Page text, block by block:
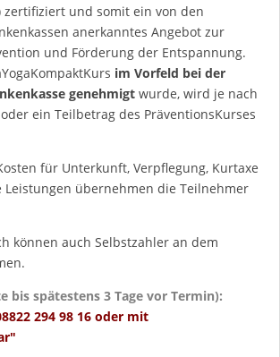
zertifiziert und somit ein von den
anerkanntes Angebot zur
und Förderung der Entspannung.
im Vorfeld bei der
genehmigt wurde, wird je nach
ein Teilbetrag des PräventionsKurses
für Unterkunft, Verpflegung, Kurtaxe
übernehmen die Teilnehmer
können auch Selbstzahler an dem
bis spätestens 3 Tage vor Termin):
294 98 16 oder mit